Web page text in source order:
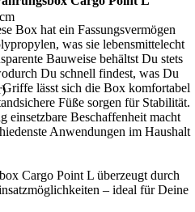
Box hat ein Fassungsvermögen
was sie lebensmittelecht
Bauweise behältst Du stets
Du schnell findest, was Du
lässt sich die Box komfortabel
Füße sorgen für Stabilität.
einsetzbare Beschaffenheit macht
Anwendungen im Haushalt
Cargo Point L überzeugt durch
– ideal für Deine